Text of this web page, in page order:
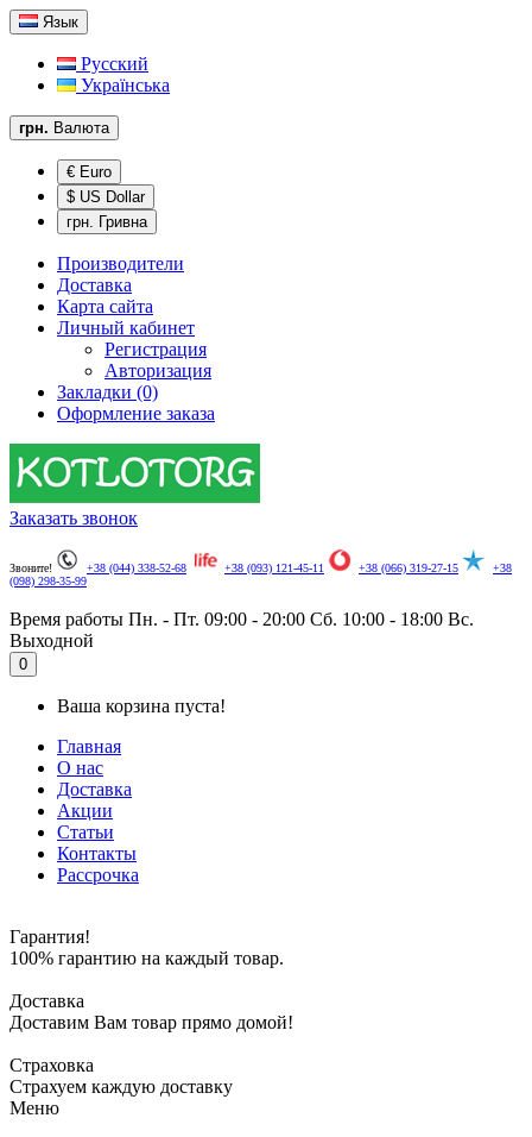
Язык
Русский
Українська
грн. Валюта
€ Euro
$ US Dollar
грн. Гривна
Производители
Доставка
Карта сайта
Личный кабинет
Регистрация
Авторизация
Закладки (0)
Оформление заказа
Заказать звонок
Звоните! +38 (044) 338-52-68 +38 (093) 121-45-11 +38 (066) 319-27-15
+38
(098) 298-35-99
Время работы Пн. - Пт. 09:00 - 20:00 Сб. 10:00 - 18:00 Вс.
Выходной
0
Ваша корзина пуста!
Главная
О нас
Доставка
Акции
Статьи
Контакты
Рассрочка
Гарантия!
100% гарантию на каждый товар.
Доставка
Доставим Вам товар прямо домой!
Страховка
Страхуем каждую доставку
Меню